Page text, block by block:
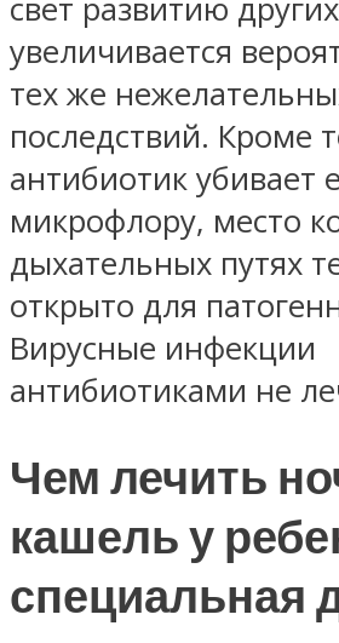
свет развитию
увеличивается
тех же
последствий. Кроме
антибиотик убивает
микрофлору, место
дыхательных путях
открыто для
Вирусные инфекции
антибиотиками не
Чем лечить
кашель у
специальная